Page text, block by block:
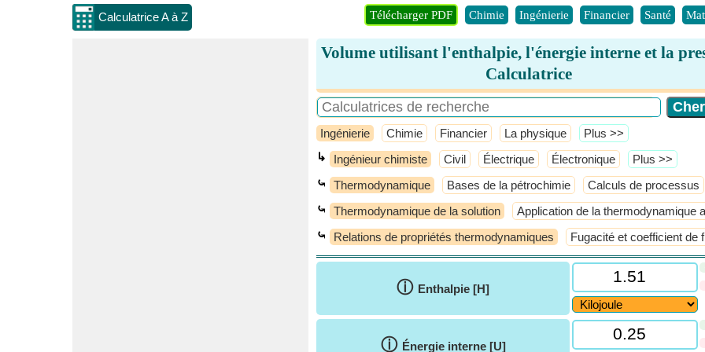
Calculatrice A à Z Télécharger PDF Chimie Ingénierie Financier Santé
Volume utilisant l'enthalpie, l'énergie interne et la
Calculatrice
Ingénierie Chimie Financier La physique ​Plus >>
↳ Ingénieur chimiste Civil Électrique Électronique ​Plus >>
⤿ Thermodynamique Bases de la pétrochimie Calculs de processus
⤿ Thermodynamique de la solution Application de la thermodynamique
⤿ Relations de propriétés thermodynamiques Fugacité et coefficient de
ⓘ Enthalpie [H]
ⓘ Énergie interne [U]